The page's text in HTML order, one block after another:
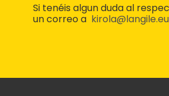
Si tenéis algun duda al
un correo a